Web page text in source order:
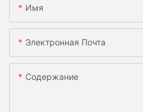
Имя
Электронная Почта
Содержание